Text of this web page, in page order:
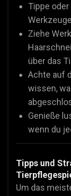
Tippe
Ziehe
über das
Achte auf
wissen,
Genieße
wenn du
Tipps und
Um das